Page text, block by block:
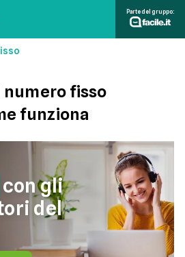
Parte del gruppo:
fisso
funziona
con gli
del